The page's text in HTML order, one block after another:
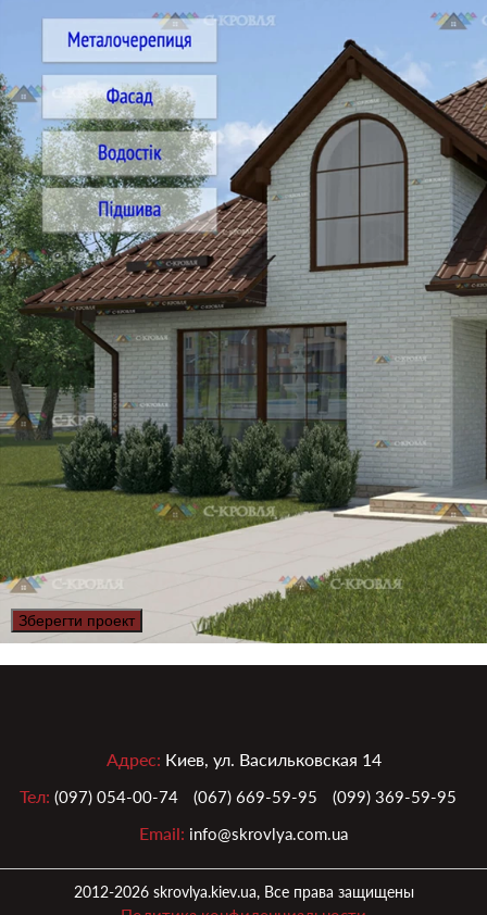
Зберегти проект
Адрес: Киев, ул. Васильковская 14
Тел: (097) 054-00-74 (067) 669-59-95 (099) 369-59-95
Email: info@skrovlya.com.ua
2012-2026 skrovlya.kiev.ua, Все права защищены